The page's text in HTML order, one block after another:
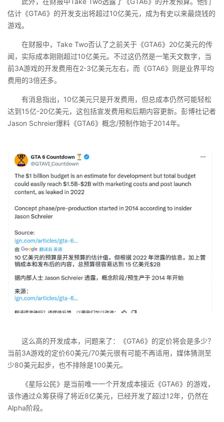
估计《GTA6》的开发支出将超过10亿美元，成为有史以来最烧钱的
游戏。
在财报中，Take Two否认了之前关于《GTA6》20亿美元的传
闻，实际成本刚刚超过10亿美元。不过这仍然是一笔天文数字，当
前3A游戏的开发费用在2-3亿美元左右，而《GTA6》则是业界平均
费用的3倍还多。
有消息指出，10亿美元只是开发费用，但总成本仍然可能轻松
达到15亿-20亿美元，这包括宣发费用和后期内容更新。彭博社记者
Jason Schreier爆料《GTA6》概念/预制作始于2014年。
这么高的开发成本，问题来了：《GTA6》的定价将会是多少？
当前3A游戏的定价60美元/70美元很有可能不再适用，媒体猜测至
少80美元起步，也不排除是100美元。
《星际公民》是当前唯一一个开发成本接近《GTA6》的游戏，
该作通过众筹获得了将近8亿美元，已经开发了超过12年，仍然在
Alpha阶段。